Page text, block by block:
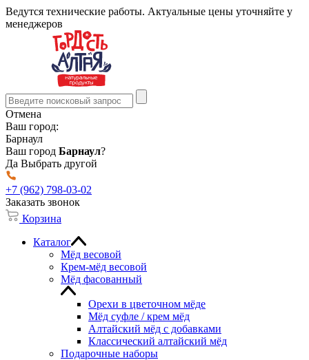
Ведутся технические работы. Актуальные цены уточняйте у
менеджеров
Отмена
Ваш город:
Барнаул
Ваш город Барнаул?
Да Выбрать другой
+7 (962) 798-03-02
Заказать звонок
Корзина
Каталог
Мёд весовой
Крем-мёд весовой
Мёд фасованный
Орехи в цветочном мёде
Мёд суфле / крем мёд
Алтайский мёд с добавками
Классический алтайский мёд
Подарочные наборы